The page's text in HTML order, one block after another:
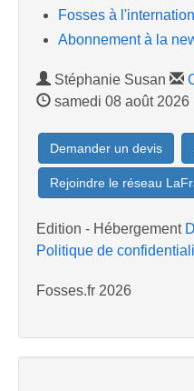
Fosses à
Abonnement à la
Stéphanie Susan
samedi 08 août 2026
Demander un devis
Rejoindre le réseau
Edition - Hébergement
Politique de
Fosses.fr 2026